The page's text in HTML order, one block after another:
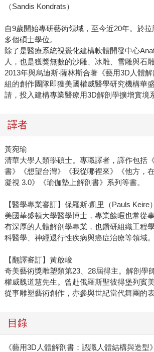
（Sandis Kondrats）
自9歲開始專研藝術領域，至今近20年。於
多個碩士學位。
除了是醫療系統視覺化建構軟體開發中心
人，也是獲獎無數的沙雕、冰雕、雪雕與石雕
2013年與烏迪斯‧薩林斯合著《藝用3D人體
組的創作團隊即獲美國權威醫學研究機構華
請，投入建構專業醫療用3D解剖學擴增實境
譯者
黃宛瑜
清華大學人類學碩士。專職譯者，譯作包括
書》《想望台灣》《我從哪裡來》《他方，
凝視 3.0》《瑜伽墊上解剖書》系列等書。
【醫學專業審訂】保羅斯‧凱里（Pauls Keire）
美國華盛頓大學醫學博士，專業餘暇也常從
有深厚的人體解剖學專業，也鑽研組織工程
科醫學、神經退行性疾病與癌症治療等領域。
【翻譯審訂】黃啟峻
奇美藝術獎雕塑類第23、28屆得主。解剖學
權威魏道慧先生。曾赴俄羅斯聖彼得堡列賓
從事雕塑藝術創作，亦參與世紀當代舞團的
目錄
《藝用3D人體解剖書：認識人體結構與造型》